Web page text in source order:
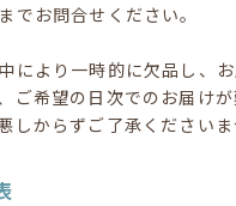
でお問合せください。
により一時的に欠品し、
ご希望の日次でのお届け
しからずご了承くださいま